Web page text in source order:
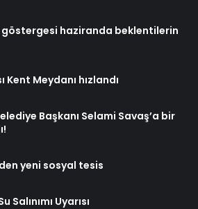
göstergesi haziranda beklentilerin
Kent Meydanı hızlandı
Başkanı Selami Savaş’a bir
yeni sosyal tesis
Salınımı Uyarısı